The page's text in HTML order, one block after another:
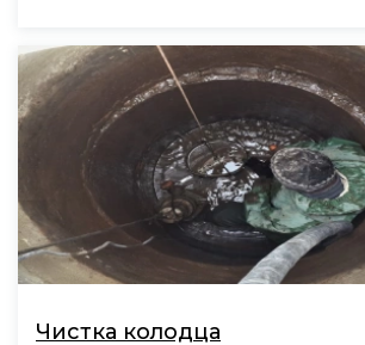
Чистка колодца